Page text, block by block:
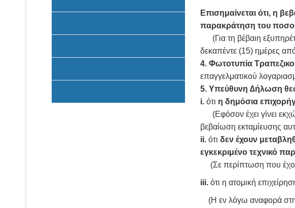
Επισημαίνεται ότι, η
παρακράτηση του
(Για τη βέβαιη
δεκαπέντε (15) ημέρες
4. Φωτοτυπία
επαγγελματικού
5. Υπεύθυνη ∆ήλωση
i.ότι η δημόσια
(Εφόσον έχει γίνει
βεβαίωση εκταμίευσης
ii.ότι δεν έχουν
εγκεκριμένο τεχνικό
(Σε περίπτωση που
iii.ότι η ατομική
(Η εν λόγω αναφορά